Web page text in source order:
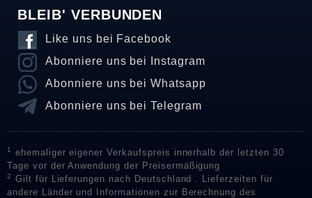
BLEIB' VERBUNDEN
Like uns bei Facebook
Abonniere uns bei Instagram
Abonniere uns bei Whatsapp
Abonniere uns bei Telegram
1
ehemaliger eigener Verkaufspreis innerhalb der letzten 30
Tage vor der Anwendung der Preisermäßigung
2
Gilt für Lieferungen nach Deutschland . Lieferzeiten für
andere Länder und Informationen zur Berechnung des